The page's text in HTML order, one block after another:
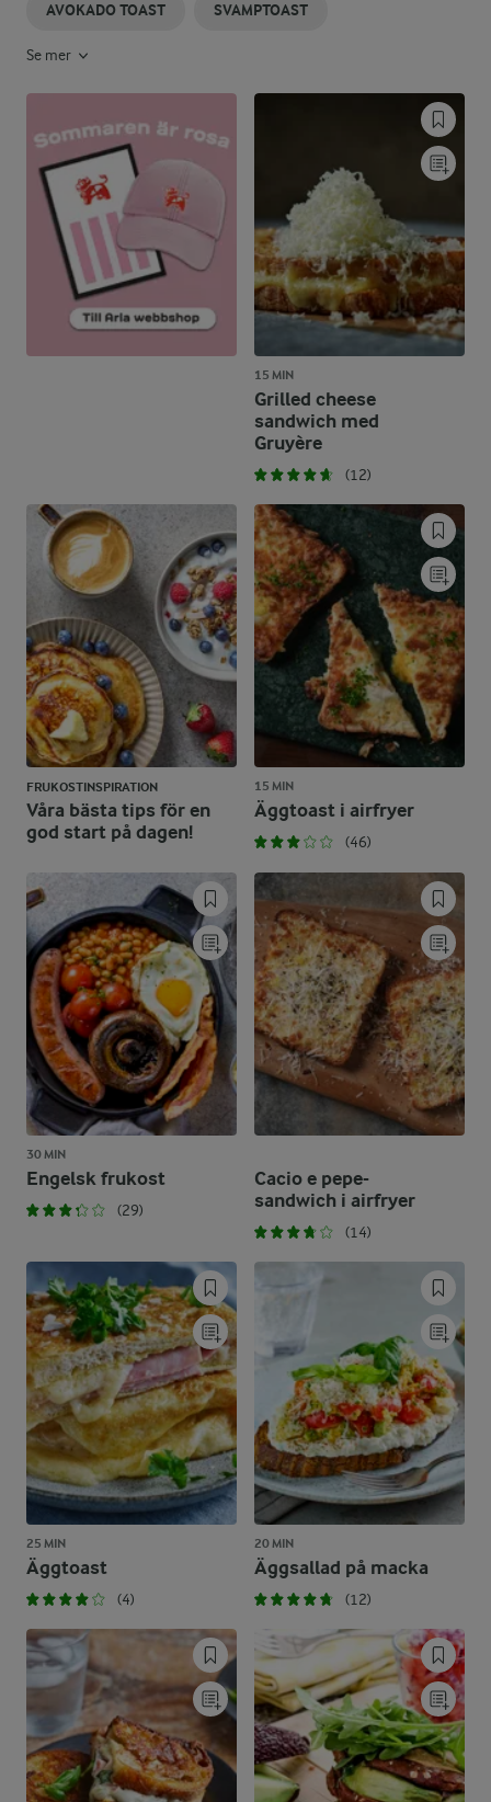
AVOKADO TOAST SVAMPTOAST
Se mer
15 MIN
Grilled cheese
sandwich med
Gruyère
(12)
FRUKOSTINSPIRATION
Våra bästa tips för en
god start på dagen!
15 MIN
Äggtoast i airfryer
(46)
30 MIN
Engelsk frukost
(29)
Cacio e pepe-
sandwich i airfryer
(14)
25 MIN
Äggtoast
(4)
20 MIN
Äggsallad på macka
(12)